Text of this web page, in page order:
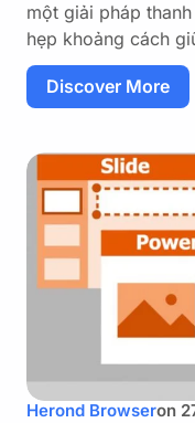
một giải pháp
hẹp khoảng cách
Discover More
Herond Browseron